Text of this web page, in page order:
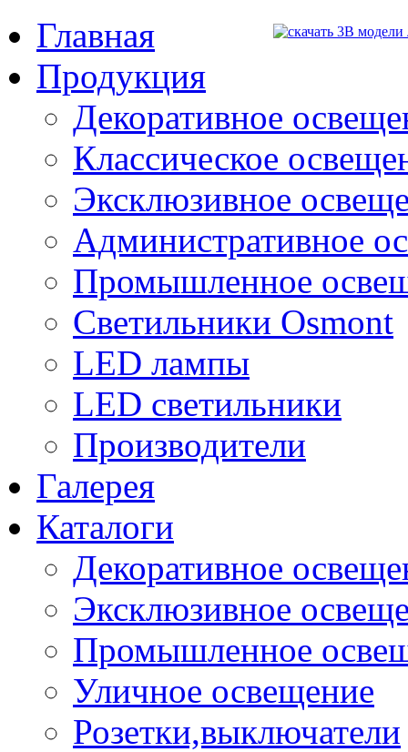
Главная
Продукция
Декоративное
Классическое
Эксклюзивное
Административное
Промышленное
Светильники Osmont
LED лампы
LED светильники
Производители
Галерея
Каталоги
Декоративное
Эксклюзивное
Промышленное
Уличное освещение
Розетки,выключатели